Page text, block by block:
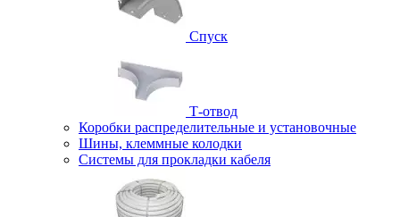
Спуск
Т-отвод
Коробки распределительные и установочные
Шины, клеммные колодки
Системы для прокладки кабеля